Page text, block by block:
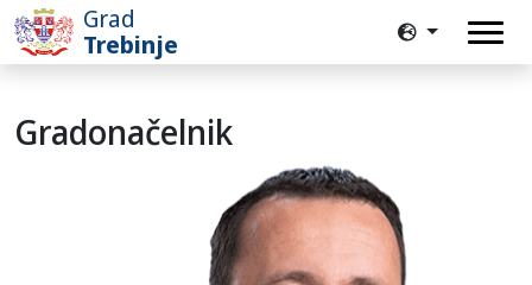
Grad
Trebinje
Gradonačelnik